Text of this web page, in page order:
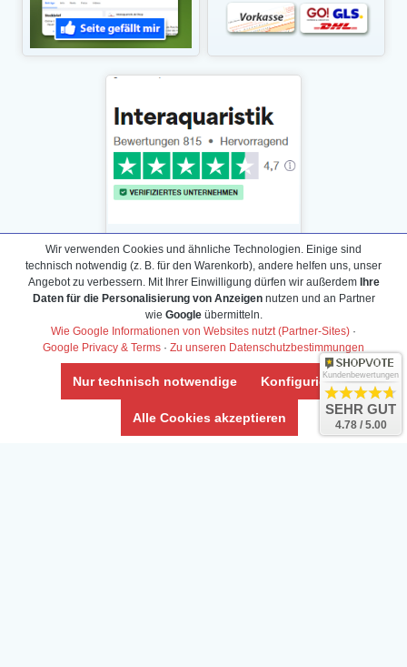
Daten­schutz­erklärung
Widerrufs­recht /Widerrufs­formular
AGB & Info
Impressum
Umwelt und Entsorgung
Vertrag widerrufen
Wir verwenden Cookies und ähnliche Technologien. Einige sind
technisch notwendig (z. B. für den Warenkorb), andere helfen uns, unser
Angebot zu verbessern. Mit Ihrer Einwilligung dürfen wir außerdem Ihre
Daten für die Personalisierung von Anzeigennutzen und an Partner
wie Googleübermitteln.
Wie Google Informationen von Websites nutzt (Partner-Sites) ·
Google Privacy & Terms · Zu unseren Datenschutzbestimmungen
Nur technisch notwendige Konfigurieren
Alle Cookies akzeptieren
Kundenbewertungen
SEHR GUT
4.78 / 5.00